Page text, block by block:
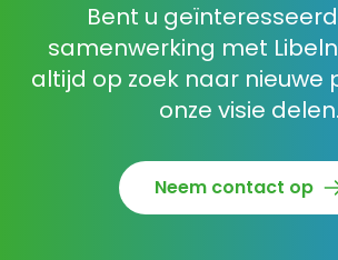
Bent u
samenwerking met
altijd op zoek naar nieuwe
onze visie delen.
Neem contact op